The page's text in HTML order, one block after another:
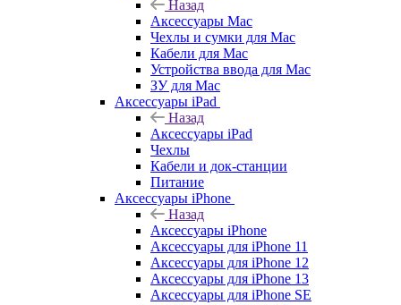
Назад
Аксессуары Mac
Чехлы и сумки для Mac
Кабели для Mac
Устройства ввода для Mac
ЗУ для Mac
Аксессуары iPad
Назад
Аксессуары iPad
Чехлы
Кабели и док-станции
Питание
Аксессуары iPhone
Назад
Аксессуары iPhone
Аксессуары для iPhone 11
Аксессуары для iPhone 12
Аксессуары для iPhone 13
Аксессуары для iPhone SE